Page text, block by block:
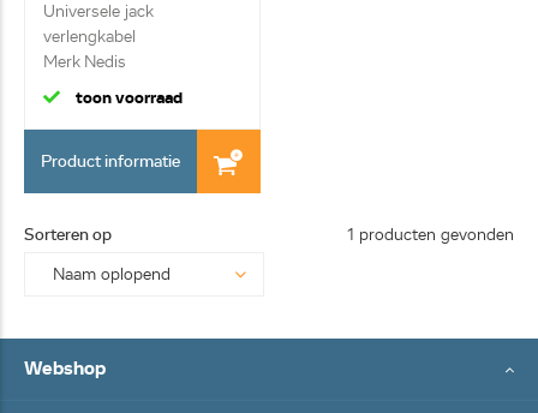
Universele jack
verlengkabel
Merk Nedis
3.5mm stereo jack ...
toon voorraad
Product informatie
Sorteren op 1 producten gevonden
Webshop